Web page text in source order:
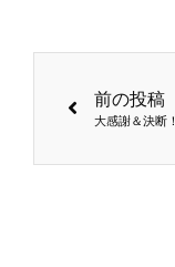
前の投稿
大感謝＆決断！